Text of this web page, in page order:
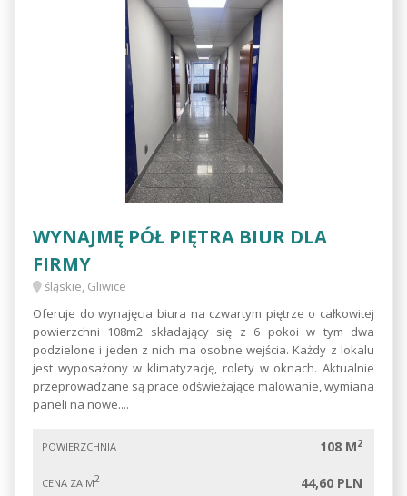
WYNAJMĘ PÓŁ PIĘTRA BIUR DLA
FIRMY
śląskie, Gliwice
Oferuje do wynajęcia biura na czwartym piętrze o całkowitej
powierzchni 108m2 składający się z 6 pokoi w tym dwa
podzielone i jeden z nich ma osobne wejścia. Każdy z lokalu
jest wyposażony w klimatyzację, rolety w oknach. Aktualnie
przeprowadzane są prace odświeżające malowanie, wymiana
paneli na nowe....
POWIERZCHNIA 108 M2
CENA ZA M2 44,60 PLN